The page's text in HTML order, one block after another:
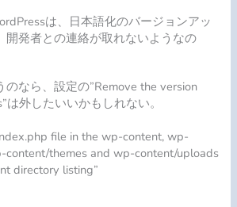
は、日本語化のバージョンアッ
開発者との連絡が取れないようなの
なら、設定の”Remove the version
は外したいいかもしれない。
file in the wp-content, wp-
content/themes and wp-content/uploads
directory listing”